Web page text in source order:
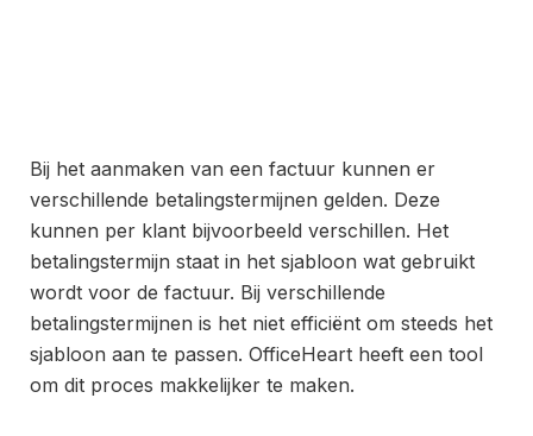
Bij het aanmaken van een factuur kunnen er
verschillende betalingstermijnen gelden. Deze
kunnen per klant bijvoorbeeld verschillen. Het
betalingstermijn staat in het sjabloon wat gebruikt
wordt voor de factuur. Bij verschillende
betalingstermijnen is het niet efficiënt om steeds het
sjabloon aan te passen. OfficeHeart heeft een tool
om dit proces makkelijker te maken.